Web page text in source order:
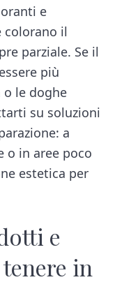
e
colorano il
parziale. Se il
più
le doghe
su soluzioni
a
o in aree poco
estetica per
e
in